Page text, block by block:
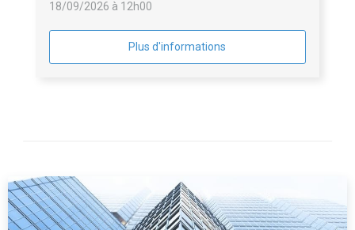
18/09/2026 à 12h00
Plus d'informations